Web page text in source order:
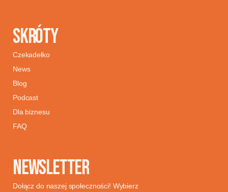
SKRÓTY
Czekadełko
News
Blog
Podcast
Dla biznesu
FAQ
NEWSLETTER
Dołącz do naszej społeczności! Wybierz